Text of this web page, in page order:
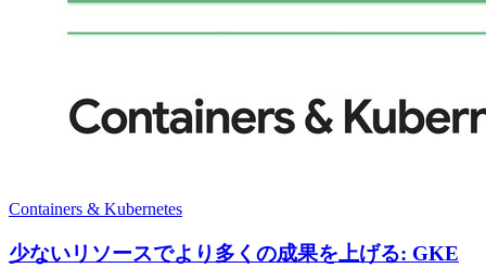
Containers & Kubernetes
少ないリソースでより多くの成果を上げる: GKE